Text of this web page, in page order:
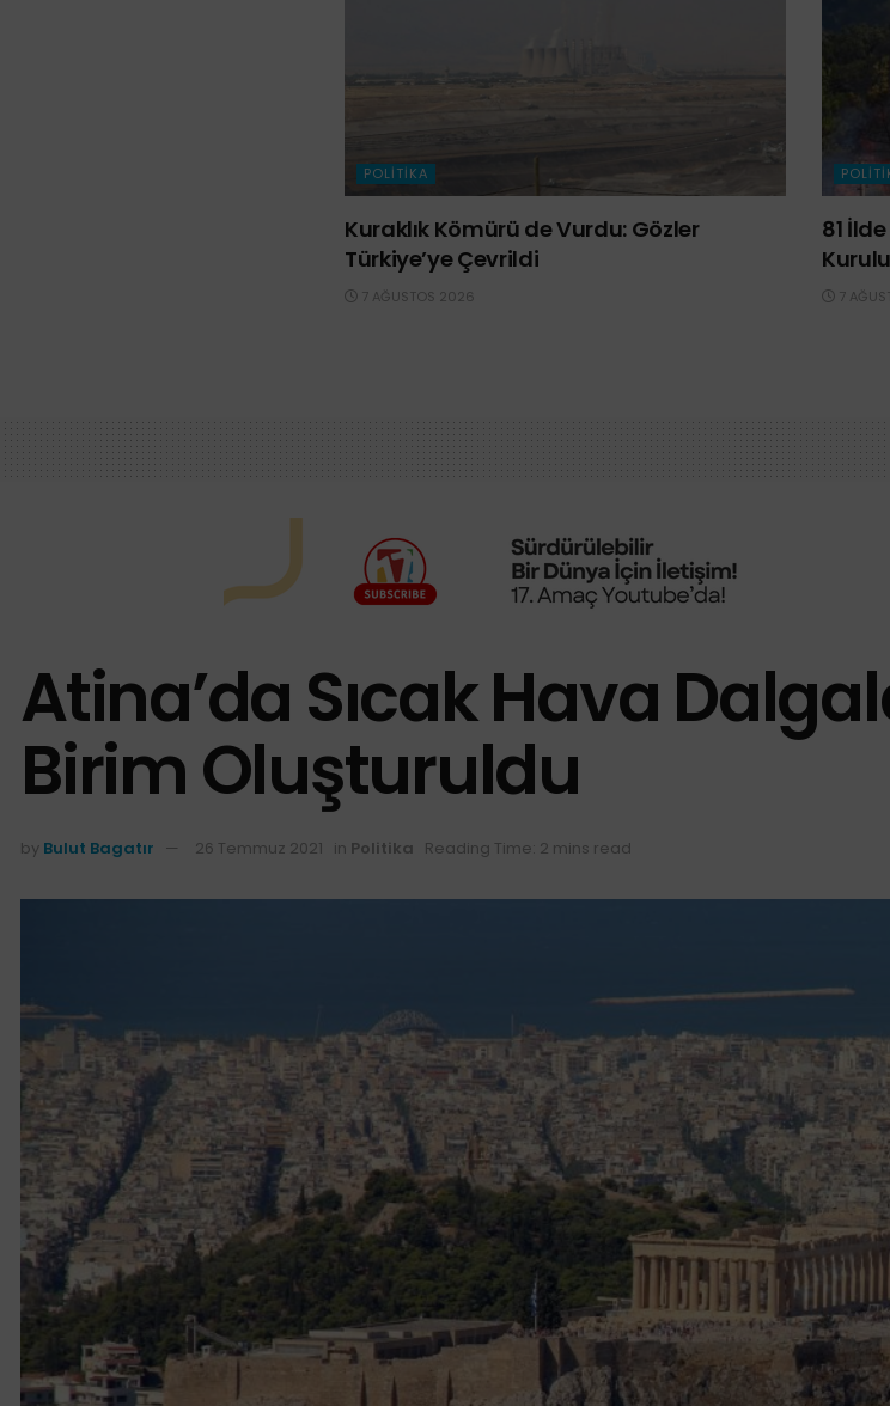
POLITIKA
Kuraklık Kömürü de Vurdu: Gözler
Türkiye’ye Çevrildi
7 AĞUSTOS 2026
81
7
Atina’da Sıcak Hava
Birim Oluşturuldu
by Bulut Bagatır 26 Temmuz 2021 in Politika Reading Time: 2 mins read